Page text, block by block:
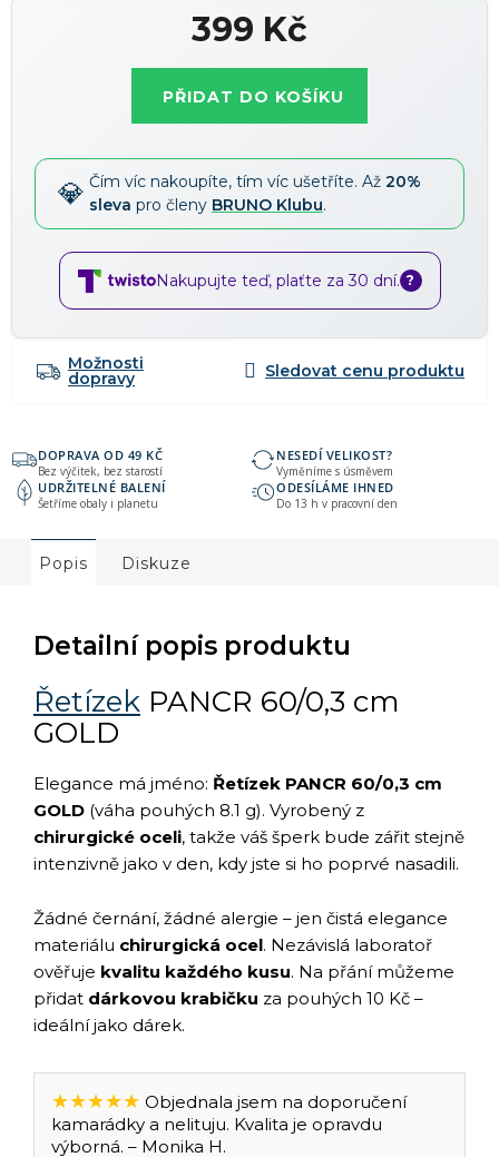
399 Kč
PŘIDAT DO KOŠÍKU
Čím víc nakoupíte, tím víc ušetříte. Až 20%
sleva pro členy BRUNO Klubu.
Nakupujte teď, plaťte za 30 dní. ?
Možnosti
dopravy
DOPRAVA OD 49 KČ
Bez výčitek, bez starostí
NESEDÍ VELIKOST?
Vyměníme s úsměvem
UDRŽITELNÉ BALENÍ
Šetříme obaly i planetu
ODESÍLÁME IHNED
Do 13 h v pracovní den
Popis Diskuze
Detailní popis produktu
Řetízek PANCR 60/0,3 cm
GOLD
Elegance má jméno: Řetízek PANCR 60/0,3 cm
GOLD (váha pouhých 8.1 g). Vyrobený z
chirurgické oceli, takže váš šperk bude zářit stejně
intenzivně jako v den, kdy jste si ho poprvé nasadili.
Žádné černání, žádné alergie – jen čistá elegance
materiálu chirurgická ocel. Nezávislá laboratoř
ověřuje kvalitu každého kusu. Na přání můžeme
přidat dárkovou krabičku za pouhých 10 Kč –
ideální jako dárek.
★★★★★ Objednala jsem na doporučení
kamarádky a nelituju. Kvalita je opravdu
výborná. – Monika H.